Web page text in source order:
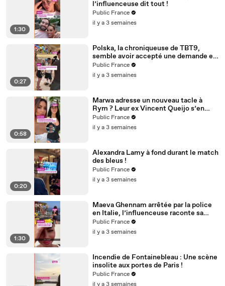
1:30
l’influenceuse dit tout !
Public France
il y a 3 semaines
0:27
Polska, la chroniqueuse de TBT9,
semble avoir accepté une demande en
mariage de son ami créateur de
contenu Anis
Public France
il y a 3 semaines
0:58
Marwa adresse un nouveau tacle à
Rym ? Leur ex Vincent Queijo s’en
mêle !
Public France
il y a 3 semaines
0:20
Alexandra Lamy à fond durant le match
des bleus !
Public France
il y a 3 semaines
1:30
Maeva Ghennam arrêtée par la police
en Italie, l’influenceuse raconte sa
mésaventure
Public France
il y a 3 semaines
Incendie de Fontainebleau : Une scène
insolite aux portes de Paris !
Public France